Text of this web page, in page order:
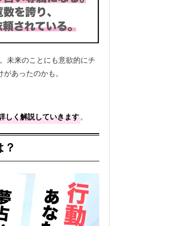
。未来のことにも意欲的にチ
あったのかも。
しく解説していきます。